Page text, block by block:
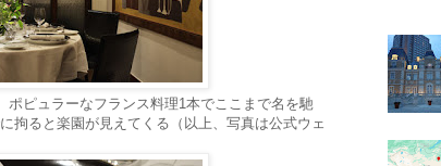
ピュラーなフランス料理1本でここまで名を馳
拘ると楽園が見えてくる（以上、写真は公式ウェ